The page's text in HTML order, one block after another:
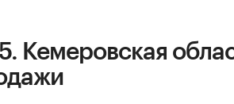
Кемеровская